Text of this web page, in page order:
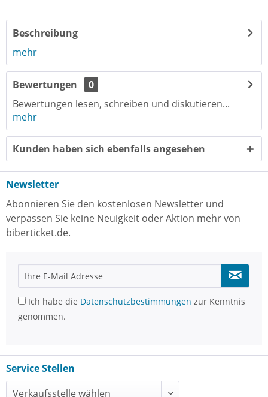
Beschreibung
mehr
Bewertungen
0
Bewertungen lesen, schreiben und diskutieren...
mehr
Kunden haben sich ebenfalls angesehen
Newsletter
Abonnieren Sie den kostenlosen Newsletter und
verpassen Sie keine Neuigkeit oder Aktion mehr von
biberticket.de.
Ich habe die Datenschutzbestimmungen zur Kenntnis
genommen.
Service Stellen